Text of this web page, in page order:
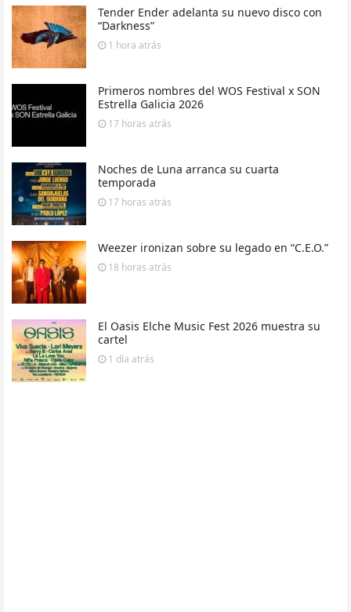
Tender Ender adelanta su nuevo disco con
“Darkness”
1 hora atrás
Primeros nombres del WOS Festival x SON
Estrella Galicia 2026
17 horas atrás
Noches de Luna arranca su cuarta
temporada
17 horas atrás
Weezer ironizan sobre su legado en “C.E.O.”
18 horas atrás
El Oasis Elche Music Fest 2026 muestra su
cartel
1 día atrás